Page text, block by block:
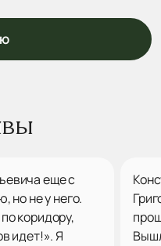
еще с
но не у него.
коридору,
идет!». Я